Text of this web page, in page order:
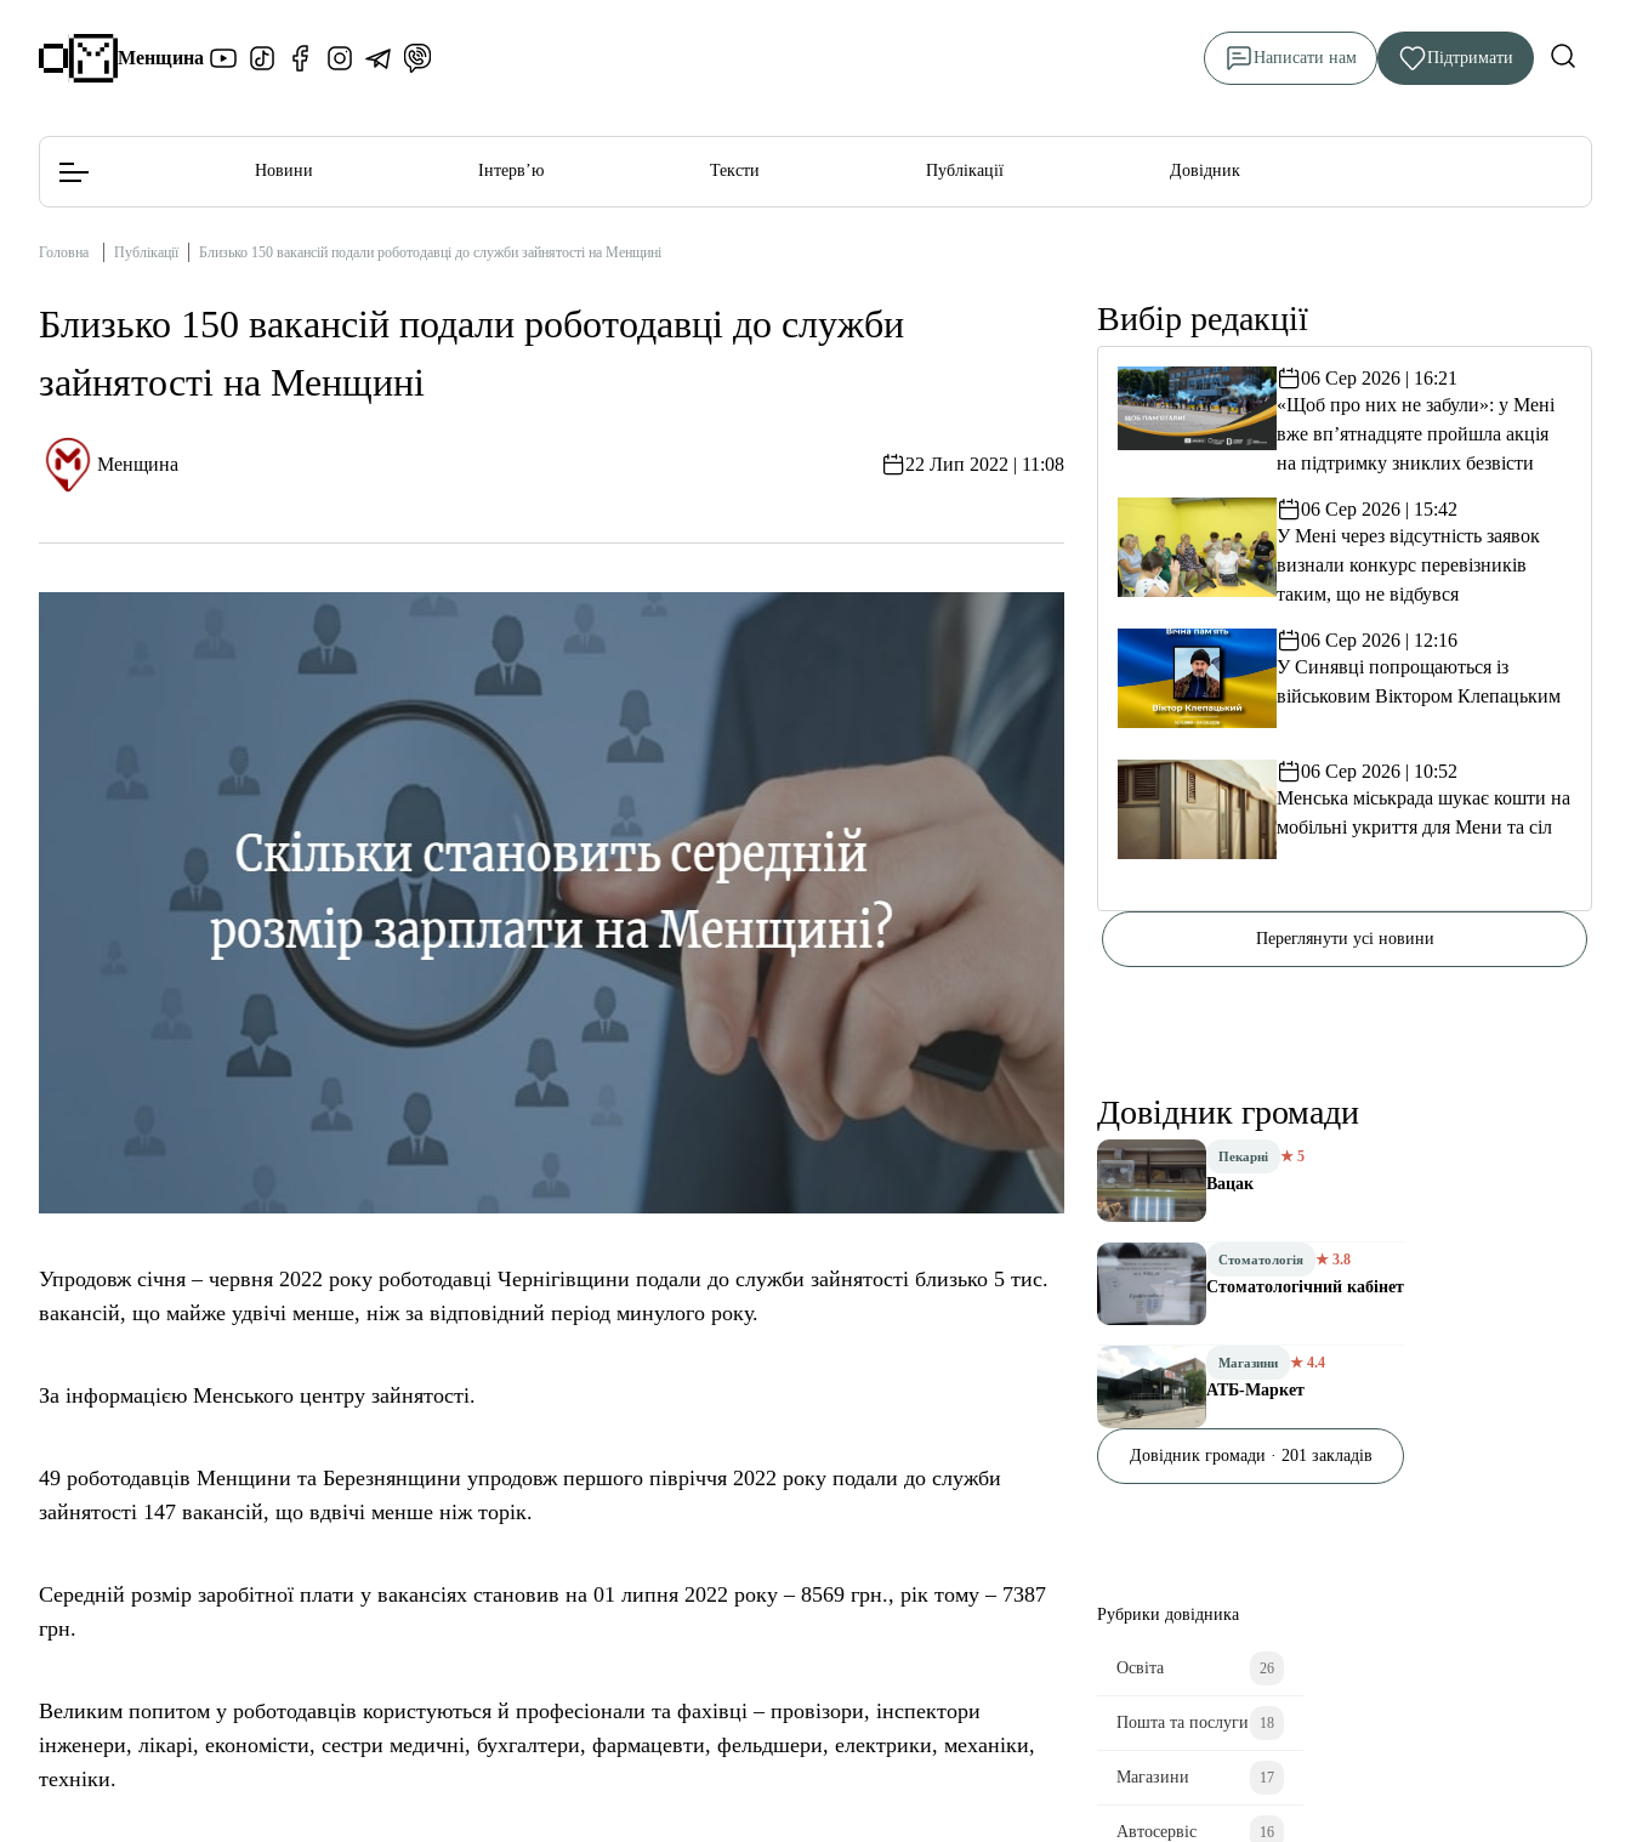
Менщина Написати нам Підтримати
Редакційна політика
Новини Інтерв’ю Тексти Публікації Довідник
Головна Публікації Близько 150 вакансій подали роботодавці до служби зайнятості на Менщині
Близько 150 вакансій подали роботодавці до служби
зайнятості на Менщині
Менщина 22 Лип 2022 | 11:08
Упродовж січня – червня 2022 року роботодавці Чернігівщини подали до служби зайнятості близько 5 тис.
вакансій, що майже удвічі менше, ніж за відповідний період минулого року.
За інформацією Менського центру зайнятості.
49 роботодавців Менщини та Березнянщини упродовж першого півріччя 2022 року подали до служби
зайнятості 147 вакансій, що вдвічі менше ніж торік.
Середній розмір заробітної плати у вакансіях становив на 01 липня 2022 року – 8569 грн., рік тому – 7387
грн.
Великим попитом у роботодавців користуються й професіонали та фахівці – провізори, інспектори
інженери, лікарі, економісти, сестри медичні, бухгалтери, фармацевти, фельдшери, електрики, механіки,
техніки.
Вибір редакції
06 Сер 2026 | 16:21
«Щоб про них не забули»: у Мені
вже вп’ятнадцяте пройшла акція
на підтримку зниклих безвісти
06 Сер 2026 | 15:42
У Мені через відсутність заявок
визнали конкурс перевізників
таким, що не відбувся
06 Сер 2026 | 12:16
У Синявці попрощаються із
військовим Віктором Клепацьким
06 Сер 2026 | 10:52
Менська міськрада шукає кошти на
мобільні укриття для Мени та сіл
Переглянути усі новини
Довідник громади
Пекарні ★ 5
Вацак
Стоматологія ★ 3.8
Стоматологічний кабінет
Магазини ★ 4.4
АТБ-Маркет
Довідник громади · 201 закладів
Рубрики довідника
Освіта 26
Пошта та послуги 18
Магазини 17
Автосервіс 16